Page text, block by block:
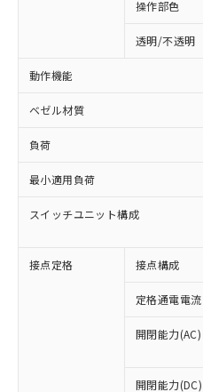
操作部色
透明/不透明
動作機能
ベゼル材質
負荷
最小適用負荷
スイッチユニット構成
接点定格 接点構成
定格通電電流
開閉能力(AC)
開閉能力(DC)
ご利用条件
※1 対応状況
対応済み：EU
非含有に対応した製
対応予定：EU RoHS
有に対応した製品に